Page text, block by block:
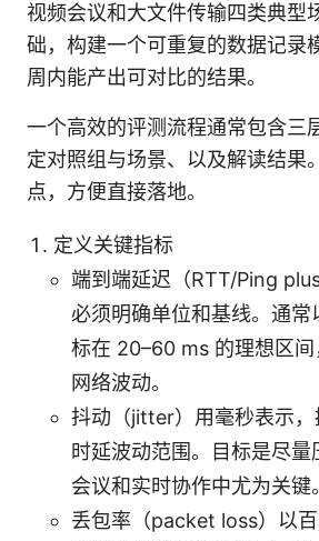
视频会议和大文件传输四类典型
础，构建一个可重复的数据记录
周内能产出可对比的结果。
一个高效的评测流程通常包含三
定对照组与场景、以及解读结果
点，方便直接落地。
定义关键指标
端到端延迟（RTT/Ping
必须明确单位和基线。通常
标在 20–60 ms 的理想区
网络波动。
抖动（jitter）用毫秒表示，
时延波动范围。目标是尽量
会议和实时协作中尤为关键。
丢包率（packet loss）以